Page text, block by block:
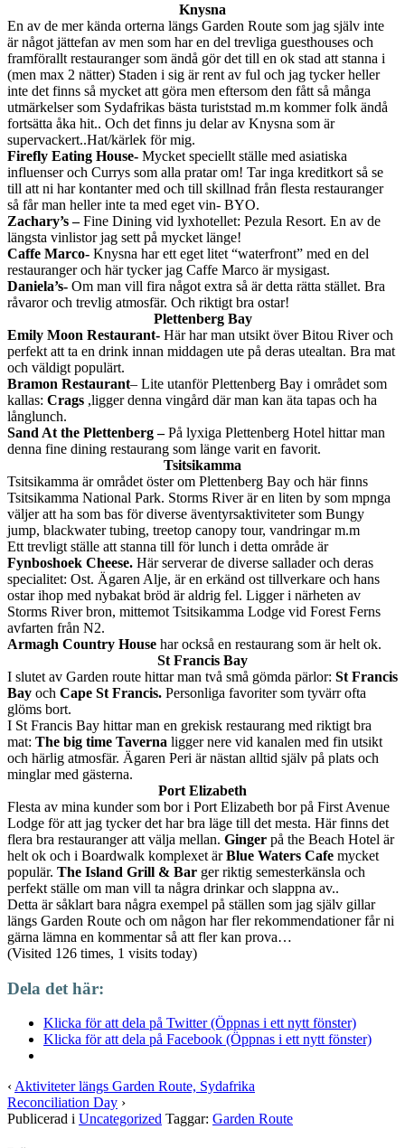
Knysna
En av de mer kända orterna längs Garden Route som jag själv inte
är något jättefan av men som har en del trevliga guesthouses och
framförallt restauranger som ändå gör det till en ok stad att stanna i
(men max 2 nätter) Staden i sig är rent av ful och jag tycker heller
inte det finns så mycket att göra men eftersom den fått så många
utmärkelser som Sydafrikas bästa turiststad m.m kommer folk ändå
fortsätta åka hit.. Och det finns ju delar av Knysna som är
supervackert..Hat/kärlek för mig.
Firefly Eating House- Mycket speciellt ställe med asiatiska
influenser och Currys som alla pratar om! Tar inga kreditkort så se
till att ni har kontanter med och till skillnad från flesta restauranger
så får man heller inte ta med eget vin- BYO.
Zachary’s –Fine Dining vid lyxhotellet: Pezula Resort. En av de
längsta vinlistor jag sett på mycket länge!
Caffe Marco- Knysna har ett eget litet “waterfront” med en del
restauranger och här tycker jag Caffe Marco är mysigast.
Daniela’s- Om man vill fira något extra så är detta rätta stället. Bra
råvaror och trevlig atmosfär. Och riktigt bra ostar!
Plettenberg Bay
Emily Moon Restaurant- Här har man utsikt över Bitou River och
perfekt att ta en drink innan middagen ute på deras utealtan. Bra mat
och väldigt populärt.
Bramon Restaurant– Lite utanför Plettenberg Bay i området som
kallas: Crags ,ligger denna vingård där man kan äta tapas och ha
långlunch.
Sand At the Plettenberg –På lyxiga Plettenberg Hotel hittar man
denna fine dining restaurang som länge varit en favorit.
Tsitsikamma
Tsitsikamma är området öster om Plettenberg Bay och här finns
Tsitsikamma National Park. Storms River är en liten by som mpnga
väljer att ha som bas för diverse äventyrsaktiviteter som Bungy
jump, blackwater tubing, treetop canopy tour, vandringar m.m
Ett trevligt ställe att stanna till för lunch i detta område är
Fynboshoek Cheese. Här serverar de diverse sallader och deras
specialitet: Ost. Ägaren Alje, är en erkänd ost tillverkare och hans
ostar ihop med nybakat bröd är aldrig fel. Ligger i närheten av
Storms River bron, mittemot Tsitsikamma Lodge vid Forest Ferns
avfarten från N2.
Armagh Country House har också en restaurang som är helt ok.
St Francis Bay
I slutet av Garden route hittar man två små gömda pärlor: St Francis
Bay och Cape St Francis. Personliga favoriter som tyvärr ofta
glöms bort.
I St Francis Bay hittar man en grekisk restaurang med riktigt bra
mat: The big time Taverna ligger nere vid kanalen med fin utsikt
och härlig atmosfär. Ägaren Peri är nästan alltid själv på plats och
minglar med gästerna.
Port Elizabeth
Flesta av mina kunder som bor i Port Elizabeth bor på First Avenue
Lodge för att jag tycker det har bra läge till det mesta. Här finns det
flera bra restauranger att välja mellan. Ginger på the Beach Hotel är
helt ok och i Boardwalk komplexet ärBlue Waters Cafe mycket
populär. The Island Grill & Bar ger riktig semesterkänsla och
perfekt ställe om man vill ta några drinkar och slappna av..
Detta är såklart bara några exempel på ställen som jag själv gillar
längs Garden Route och om någon har fler rekommendationer får ni
gärna lämna en kommentar så att fler kan prova…
(Visited 126 times, 1 visits today)
Dela det här:
Klicka för att dela på Twitter (Öppnas i ett nytt fönster)
Klicka för att dela på Facebook (Öppnas i ett nytt fönster)
‹ Aktiviteter längs Garden Route, Sydafrika
Reconciliation Day ›
Publicerad i Uncategorized Taggar: Garden Route